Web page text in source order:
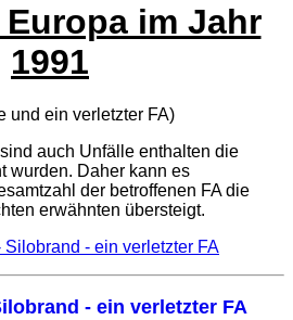
im Jahr
1991
und ein verletzter FA)
auch Unfälle enthalten die
wurden. Daher kann es
der betroffenen FAdie
erwähnten übersteigt.
Silobrand - ein verletzter FA
- ein verletzter FA